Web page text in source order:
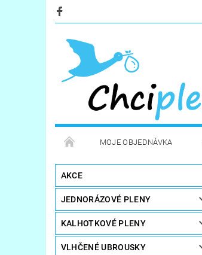
MOJE OBJEDNÁVKA
KOSMETIKA
STERILIZÁTORY A OHŘÍVAČE
AKCE
JEDNORÁZOVÉ PLENY
KALHOTKOVÉ PLENY
VLHČENÉ UBROUSKY